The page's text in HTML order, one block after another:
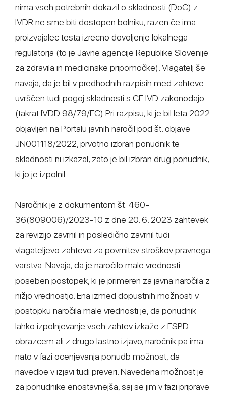
nima vseh potrebnih dokazil o skladnosti (DoC) z
IVDR ne sme biti dostopen bolniku, razen če ima
proizvajalec testa izrecno dovoljenje lokalnega
regulatorja (to je Javne agencije Republike Slovenije
za zdravila in medicinske pripomočke). Vlagatelj še
navaja, da je bil v predhodnih razpisih med zahteve
uvrščen tudi pogoj skladnosti s CE IVD zakonodajo
(takrat IVDD 98/79/EC) Pri razpisu, ki je bil leta 2022
objavljen na Portalu javnih naročil pod št. objave
JN001118/2022, prvotno izbran ponudnik te
skladnosti ni izkazal, zato je bil izbran drug ponudnik,
ki jo je izpolnil.
Naročnik je z dokumentom št. 460-
36(809006)/2023-10 z dne 20. 6. 2023 zahtevek
za revizijo zavrnil in posledično zavrnil tudi
vlagateljevo zahtevo za povrnitev stroškov pravnega
varstva. Navaja, da je naročilo male vrednosti
poseben postopek, ki je primeren za javna naročila z
nižjo vrednostjo. Ena izmed dopustnih možnosti v
postopku naročila male vrednosti je, da ponudnik
lahko izpolnjevanje vseh zahtev izkaže z ESPD
obrazcem ali z drugo lastno izjavo, naročnik pa ima
nato v fazi ocenjevanja ponudb možnost, da
navedbe v izjavi tudi preveri. Navedena možnost je
za ponudnike enostavnejša, saj se jim v fazi priprave